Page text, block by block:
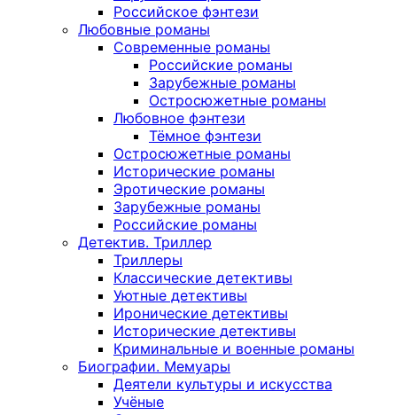
Российское фэнтези
Любовные романы
Современные романы
Российские романы
Зарубежные романы
Остросюжетные романы
Любовное фэнтези
Тёмное фэнтези
Остросюжетные романы
Исторические романы
Эротические романы
Зарубежные романы
Российские романы
Детектив. Триллер
Триллеры
Классические детективы
Уютные детективы
Иронические детективы
Исторические детективы
Криминальные и военные романы
Биографии. Мемуары
Деятели культуры и искусства
Учёные